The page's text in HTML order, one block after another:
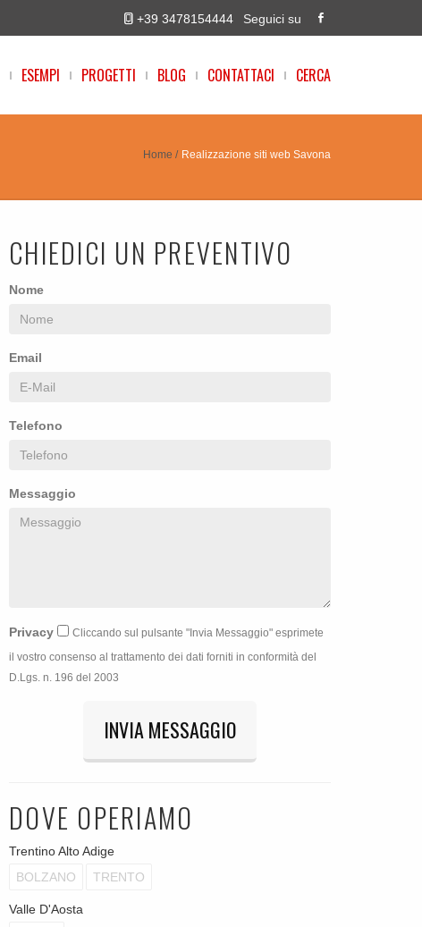
Seguici su
+39 3478154444
ESEMPI PROGETTI BLOG CONTATTACI CERCA
Home Realizzazione siti web Savona
CHIEDICI UN PREVENTIVO
Nome
Email
Telefono
Messaggio
Privacy
Cliccando sul pulsante "Invia Messaggio" esprimete
il vostro consenso al trattamento dei dati forniti in conformità del
D.Lgs. n. 196 del 2003
INVIA MESSAGGIO
DOVE OPERIAMO
Trentino Alto Adige
BOLZANO
TRENTO
Valle D'Aosta